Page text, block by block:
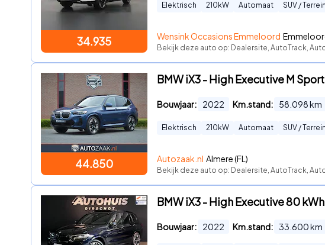
34.935
Elektrisch 210 kW Automaat SUV /
Wensink Occasions Emmeloord
Bekijk deze auto op: Dealersite, AutoTrack,
44.850
BMW iX3 - High Executive M
Bouwjaar: 2022 Km.stand: 58.098km
Elektrisch 210 kW Automaat SUV /
Autozaak.nl Almere (FL)
Bekijk deze auto op: Dealersite, AutoTrack,
BMW iX3 - High Executive 80
Bouwjaar: 2022 Km.stand: 33.600km